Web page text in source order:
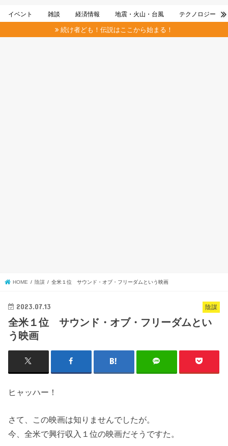
イベント 雑談 経済情報 地震・火山・台風 テクノロジー
続け者ども！伝説はここから始まる！
HOME 陰謀 全米１位 サウンド・オブ・フリーダムという映画
陰謀
2023.07.13
全米１位 サウンド・オブ・フリーダムとい
う映画
ヒャッハー！
さて、この映画は知りませんでしたが。
今、全米で興行収入１位の映画だそうですた。